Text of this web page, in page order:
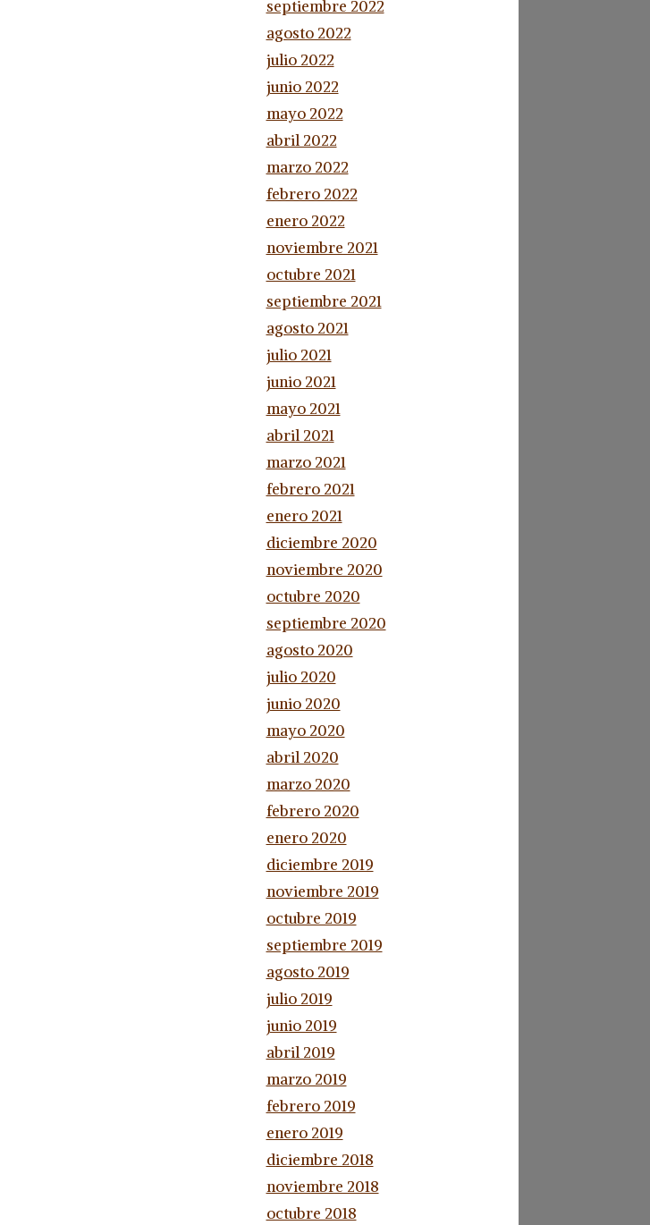
septiembre 2022
agosto 2022
julio 2022
junio 2022
mayo 2022
abril 2022
marzo 2022
febrero 2022
enero 2022
noviembre 2021
octubre 2021
septiembre 2021
agosto 2021
julio 2021
junio 2021
mayo 2021
abril 2021
marzo 2021
febrero 2021
enero 2021
diciembre 2020
noviembre 2020
octubre 2020
septiembre 2020
agosto 2020
julio 2020
junio 2020
mayo 2020
abril 2020
marzo 2020
febrero 2020
enero 2020
diciembre 2019
noviembre 2019
octubre 2019
septiembre 2019
agosto 2019
julio 2019
junio 2019
abril 2019
marzo 2019
febrero 2019
enero 2019
diciembre 2018
noviembre 2018
octubre 2018